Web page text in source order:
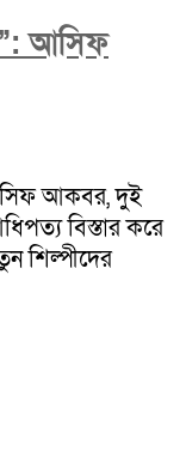
আসিফ
আকবর, দুই
বিস্তার করে
শিল্পীদের